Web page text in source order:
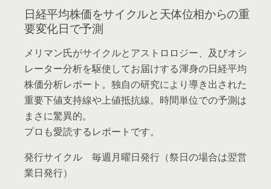
日経平均株価をサイクルと天体位相からの重
要変化日で予測
メリマン氏がサイクルとアストロロジー、及びオシ
レーター分析を駆使してお届けする渾身の日経平均
株価分析レポート。独自の研究により導き出された
重要下値支持線や上値抵抗線。時間単位での予測は
まさに驚異的。
プロも愛読するレポートです。
発行サイクル 毎週月曜日発行（祭日の場合は翌営
業日発行）